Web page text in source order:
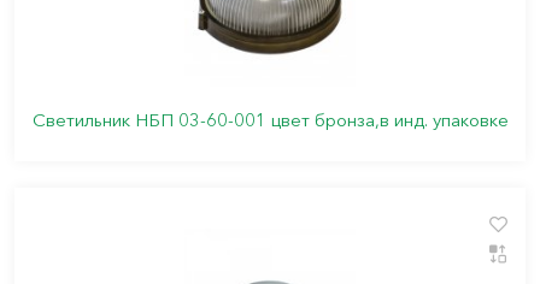
Светильник НБП 03-60-001 цвет бронза,в инд. упаковке